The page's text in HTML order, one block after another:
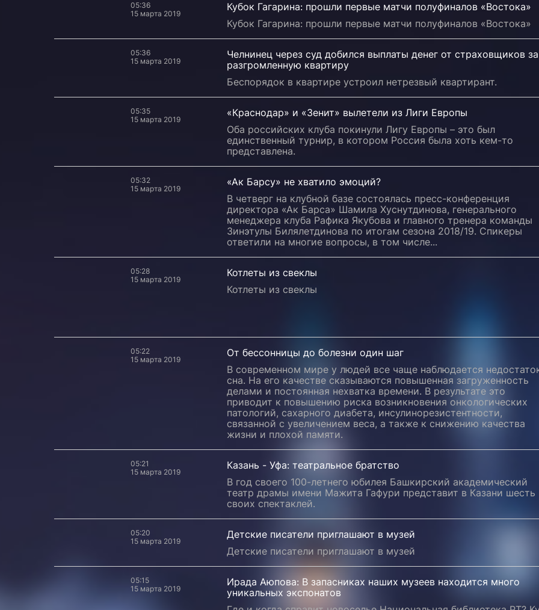
05:36
15 марта 2019
Кубок Гагарина: прошли первые матчи полуфиналов «Востока»
Кубок Гагарина: прошли первые матчи полуфиналов «Востока»
05:36
15 марта 2019
Челнинец через суд добился выплаты денег от страховщиков за
разгромленную квартиру
Беспорядок в квартире устроил нетрезвый квартирант.
05:35
15 марта 2019
«Краснодар» и «Зенит» вылетели из Лиги Европы
Оба российских клуба покинули Лигу Европы – это был
единственный турнир, в котором Россия была хоть кем-то
представлена.
05:32
15 марта 2019
«Ак Барсу» не хватило эмоций?
В четверг на клубной базе состоялась пресс-конференция
директора «Ак Барса» Шамила Хуснутдинова, генерального
менеджера клуба Рафика Якубова и главного тренера команды
Зинэтулы Билялетдинова по итогам сезона 2018/19. Спикеры
ответили на многие вопросы, в том числе...
05:28
15 марта 2019
Котлеты из свеклы
Котлеты из свеклы
05:22
15 марта 2019
От бессонницы до болезни один шаг
В современном мире у людей все чаще наблюдается
сна. На его качестве сказываются повышенная загруженность
делами и постоянная нехватка времени. В результате это
приводит к повышению риска возникновения онкологических
патологий, сахарного диабета, инсулинорезистентности,
связанной с увеличением веса, а также к снижению качества
жизни и плохой памяти.
05:21
15 марта 2019
Казань - Уфа: театральное братство
В год своего 100-летнего юбилея Башкирский академический
театр драмы имени Мажита Гафури представит в Казани шесть
своих спектаклей.
05:20
15 марта 2019
Детские писатели приглашают в музей
Детские писатели приглашают в музей
05:15
15 марта 2019
Ирада Аюпова: В запасниках наших музеев находится много
уникальных экспонатов